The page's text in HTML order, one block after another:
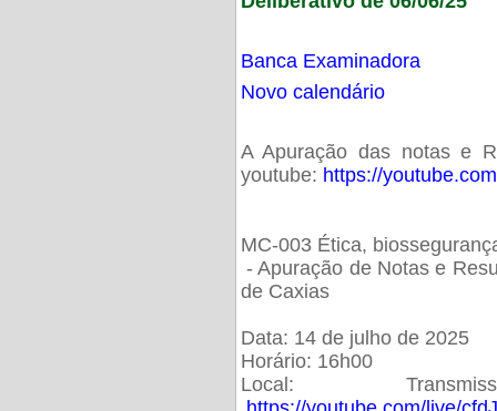
Banca Examinadora
Novo calendário
A Apuração das notas e
youtube: https://
MC-003 Ética,
- Apuração de Notas e
de Caxias
Data: 14 de julho de 2025
Horário: 16h00
Local: